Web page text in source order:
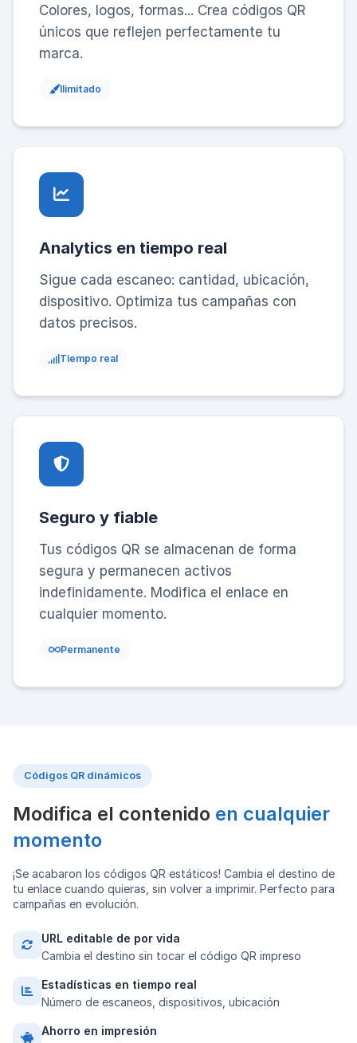
Colores, logos, formas... Crea códigos QR
únicos que reflejen perfectamente tu
marca.
Ilimitado
Analytics en tiempo real
Sigue cada escaneo: cantidad, ubicación,
dispositivo. Optimiza tus campañas con
datos precisos.
Tiempo real
Seguro y fiable
Tus códigos QR se almacenan de forma
segura y permanecen activos
indefinidamente. Modifica el enlace en
cualquier momento.
Permanente
Códigos QR dinámicos
Modifica el contenido en cualquier
momento
¡Se acabaron los códigos QR estáticos! Cambia el destino de
tu enlace cuando quieras, sin volver a imprimir. Perfecto para
campañas en evolución.
URL editable de por vida
Cambia el destino sin tocar el código QR impreso
Estadísticas en tiempo real
Número de escaneos, dispositivos, ubicación
Ahorro en impresión